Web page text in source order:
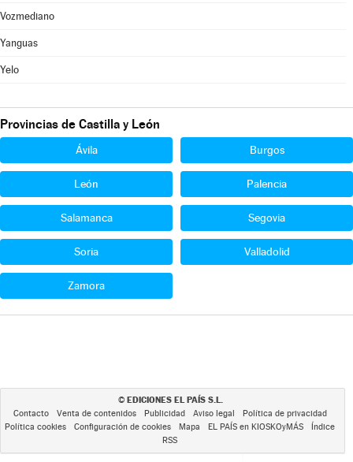
Vozmediano
Yanguas
Yelo
Provincias de Castilla y León
Ávila Burgos
León Palencia
Salamanca Segovia
Soria Valladolid
Zamora
© EDICIONES EL PAÍS S.L.
Contacto Venta de contenidos Publicidad Aviso legal
Política de privacidad
Política cookies
Configuración de cookies Mapa EL PAÍS en KIOSKOyMÁS
Índice
RSS